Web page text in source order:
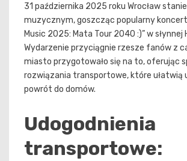
31 października 2025 roku Wrocław
muzycznym, goszcząc popularny
Music 2025: Mata Tour 2040 :)” w słynnej
Wydarzenie przyciągnie rzesze fanów z
miasto przygotowało się na to, oferując
rozwiązania transportowe, które ułatwią
powrót do domów.
Udogodnienia
transportowe: